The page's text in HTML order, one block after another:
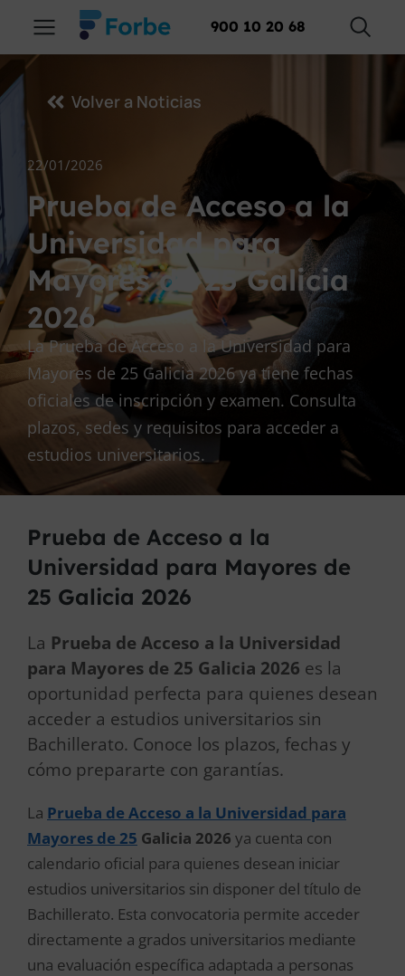
900 10 20 68
Volver a Noticias
22/01/2026
Prueba de Acceso a la
Universidad para
Mayores de 25 Galicia
2026
La Prueba de Acceso a la Universidad para
Mayores de 25 Galicia 2026 ya tiene fechas
oficiales de inscripción y examen. Consulta
plazos, sedes y requisitos para acceder a
estudios universitarios.
Prueba de Acceso a la
Universidad para Mayores de
25 Galicia 2026
La Prueba de Acceso a la Universidad
para Mayores de 25 Galicia 2026 es la
oportunidad perfecta para quienes desean
acceder a estudios universitarios sin
Bachillerato. Conoce los plazos, fechas y
cómo prepararte con garantías.
La Prueba de Acceso a la Universidad para
Mayores de 25 Galicia 2026 ya cuenta con
calendario oficial para quienes desean iniciar
estudios universitarios sin disponer del título de
Bachillerato. Esta convocatoria permite acceder
directamente a grados universitarios mediante
una evaluación específica adaptada a personas